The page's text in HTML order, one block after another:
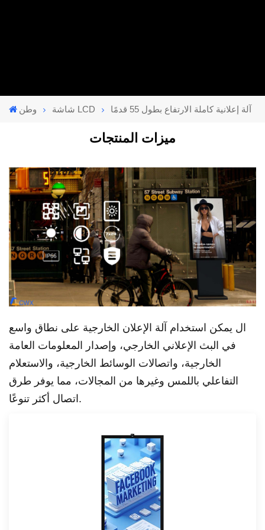
وطن شاشة LCD آلة إعلانية كاملة الارتفاع بطول 55 قدمًا
ميزات المنتجات
ال يمكن استخدام آلة الإعلان الخارجية على نطاق واسع
في البث الإعلاني الخارجي، وإصدار المعلومات العامة
الخارجية، واتصالات الوسائط الخارجية، والاستعلام
التفاعلي باللمس وغيرها من المجالات، مما يوفر طرق
اتصال أكثر تنوعًا.